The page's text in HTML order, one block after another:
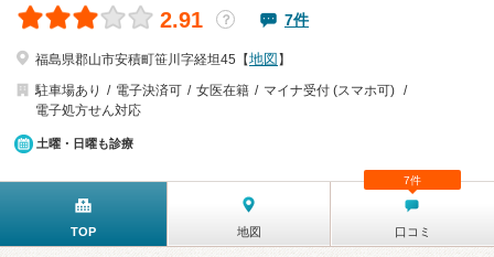
2.91 ？ 7件
福島県郡山市安積町笹川字経坦45【地図 】
駐車場あり
電子決済可 女医在籍
マイナ受付 (スマホ可)
電子処方せん対応
土曜・日曜も診療
TOP 地図 口コミ
7件